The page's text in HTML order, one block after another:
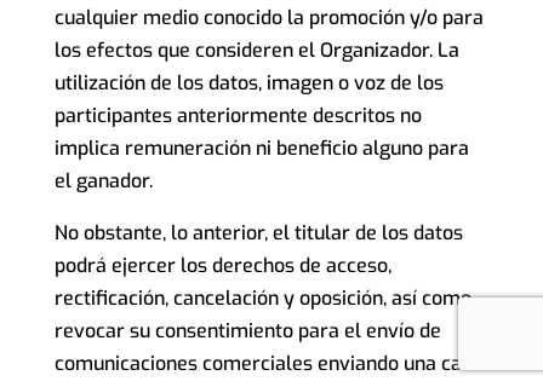
cualquier medio conocido la promoción y/o para
los efectos que consideren el Organizador. La
utilización de los datos, imagen o voz de los
participantes anteriormente descritos no
implica remuneración ni beneficio alguno para
el ganador.
No obstante, lo anterior, el titular de los datos
podrá ejercer los derechos de acceso,
rectificación, cancelación y oposición, así como
revocar su consentimiento para el envío de
comunicaciones comerciales enviando una carta